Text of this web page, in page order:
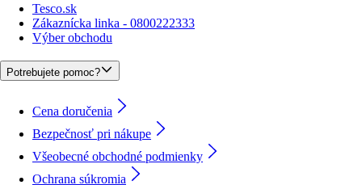
Tesco.sk
Zákaznícka linka - 0800222333
Výber obchodu
Potrebujete pomoc?
Cena doručenia
Bezpečnosť pri nákupe
Všeobecné obchodné podmienky
Ochrana súkromia